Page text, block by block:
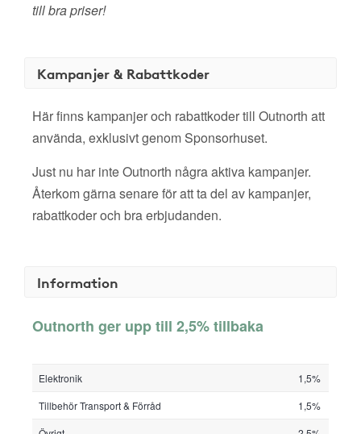
till bra priser!
Kampanjer & Rabattkoder
Här finns kampanjer och rabattkoder till Outnorth att
använda, exklusivt genom Sponsorhuset.
Just nu har inte Outnorth några aktiva kampanjer.
Återkom gärna senare för att ta del av kampanjer,
rabattkoder och bra erbjudanden.
Information
Outnorth ger upp till 2,5% tillbaka
Elektronik
1,5%
Tillbehör Transport & Förråd
1,5%